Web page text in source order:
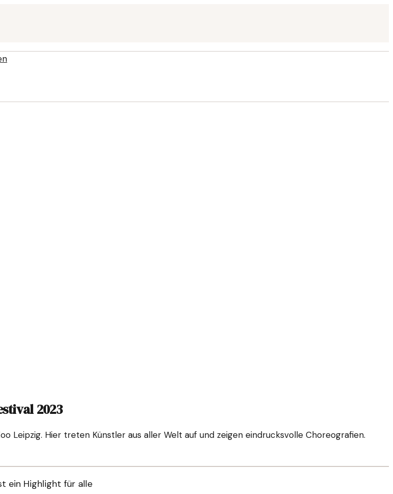
2023
Leipzig. Hier treten Künstler aus aller Welt auf und zeigen eindrucksvolle Choreografien.
ein Highlight für alle